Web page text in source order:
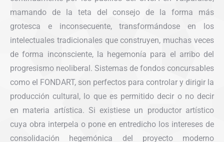
mamando de la teta del consejo de la forma más
grotesca e inconsecuente, transformándose en los
intelectuales tradicionales que construyen, muchas veces
de forma inconsciente, la hegemonía para el arribo del
progresismo neoliberal. Sistemas de fondos concursables
como el FONDART, son perfectos para controlar y dirigir la
producción cultural, lo que es permitido decir o no decir
en materia artística. Si existiese un productor artístico
cuya obra interpela o pone en entredicho los intereses de
consolidación hegemónica del proyecto moderno